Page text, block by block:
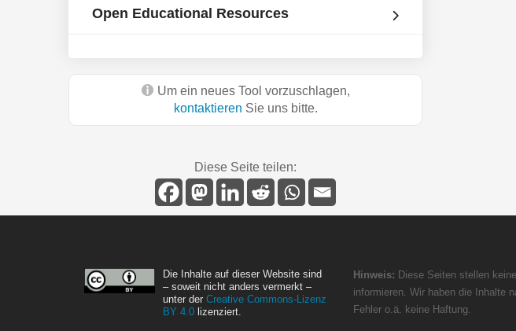
Open Educational Resources
Um ein neues Tool vorzuschlagen,
kontaktieren Sie uns bitte.
Diese Seite teilen:
Die Inhalte auf dieser Website sind
– soweit nicht anders vermerkt –
unter der Creative Commons-Lizenz
BY 4.0 lizenziert.
Hinweis: Diese Seiten stellen
informieren. Wir haben die Inhalte
Fehler o.ä. keine Haftung.